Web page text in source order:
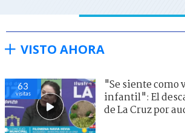
VISTO AHORA
63
visitas
"Se siente como
infantil": El
de La Cruz por